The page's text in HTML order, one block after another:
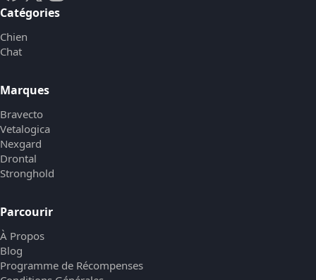
Catégories
Chien
Chat
Marques
Bravecto
Vetalogica
Nexgard
Drontal
Stronghold
Parcourir
À Propos
Blog
Programme de Récompenses